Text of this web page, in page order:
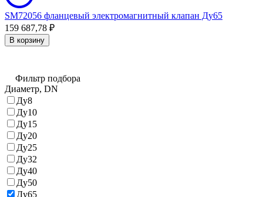
SM72056 фланцевый электромагнитный клапан Ду65
159 687,78 ₽
В корзину
Фильтр подбора
Диаметр, DN
Ду8
Ду10
Ду15
Ду20
Ду25
Ду32
Ду40
Ду50
Ду65